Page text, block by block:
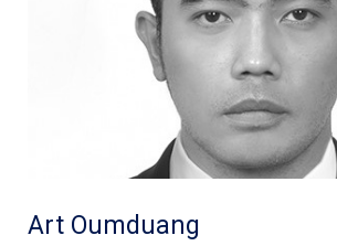
Art Oumduang